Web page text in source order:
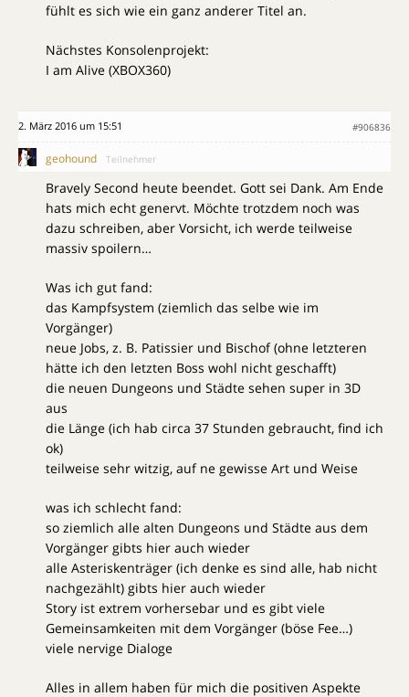
fühlt es sich wie ein ganz anderer Titel an.
Nächstes Konsolenprojekt:
I am Alive (XBOX360)
2. März 2016 um 15:51 #906836
geohound Teilnehmer
Bravely Second heute beendet. Gott sei Dank. Am Ende
hats mich echt genervt. Möchte trotzdem noch was
dazu schreiben, aber Vorsicht, ich werde teilweise
massiv spoilern…
Was ich gut fand:
das Kampfsystem (ziemlich das selbe wie im
Vorgänger)
neue Jobs, z. B. Patissier und Bischof (ohne letzteren
hätte ich den letzten Boss wohl nicht geschafft)
die neuen Dungeons und Städte sehen super in 3D
aus
die Länge (ich hab circa 37 Stunden gebraucht, find ich
ok)
teilweise sehr witzig, auf ne gewisse Art und Weise
was ich schlecht fand:
so ziemlich alle alten Dungeons und Städte aus dem
Vorgänger gibts hier auch wieder
alle Asteriskenträger (ich denke es sind alle, hab nicht
nachgezählt) gibts hier auch wieder
Story ist extrem vorhersebar und es gibt viele
Gemeinsamkeiten mit dem Vorgänger (böse Fee…)
viele nervige Dialoge
Alles in allem haben für mich die positiven Aspekte